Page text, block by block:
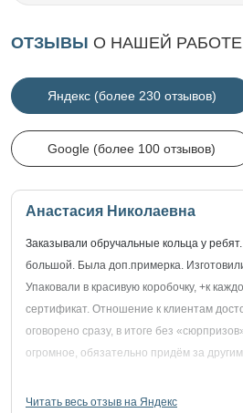
ОТЗЫВЫ О НАШЕЙ РАБОТЕ
Яндекс (более 230 отзывов)
Google (более 100 отзывов)
Анастасия Николаевна
Заказывали обручальные кольца у
большой. Была доп.примерка.
Упаковали в красивую коробочку, +к
сертификат. Отношение к клиентам
оговорено сразу, в итоге без
огромное, обязательно придём за
Читать весь отзыв на Яндекс